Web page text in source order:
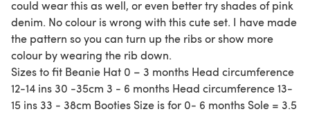
could wear this as well, or even better try shades of pink
denim. No colour is wrong with this cute set. I have made
the pattern so you can turn up the ribs or show more
colour by wearing the rib down.
Sizes to fit Beanie Hat 0 – 3 months Head circumference
12-14 ins 30 -35cm 3 - 6 months Head circumference 13-
15 ins 33 - 38cm Booties Size is for 0- 6 months Sole = 3.5